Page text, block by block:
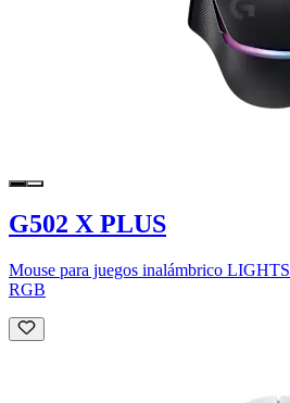
G502 X PLUS
Mouse para juegos inalámbrico
RGB